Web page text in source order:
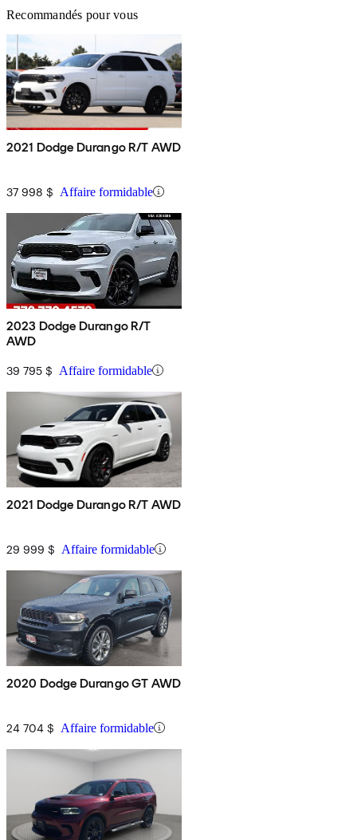
Recommandés pour vous
2021 Dodge Durango R/T AWD
37 998 $ Affaire formidable
2023 Dodge Durango R/T
AWD
39 795 $ Affaire formidable
2021 Dodge Durango R/T AWD
29 999 $ Affaire formidable
2020 Dodge Durango GT AWD
24 704 $ Affaire formidable